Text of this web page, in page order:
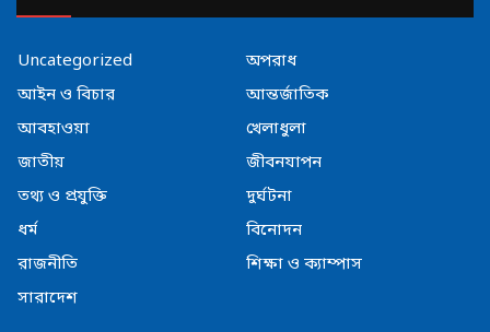
Uncategorized
অপরাধ
আইন ও বিচার
আন্তর্জাতিক
আবহাওয়া
খেলাধুলা
জাতীয়
জীবনযাপন
তথ্য ও প্রযুক্তি
দুর্ঘটনা
ধর্ম
বিনোদন
রাজনীতি
শিক্ষা ও ক্যাম্পাস
সারাদেশ